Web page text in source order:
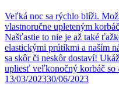
Veľká noc sa rýchlo blíži.
vlastnoručne upleteným
Našťastie to nie je až také
elastickými prútikmi a naším
sa skôr či neskôr dostaví!
upliesť veľkonočný korbáč
13/03/202330/06/2023